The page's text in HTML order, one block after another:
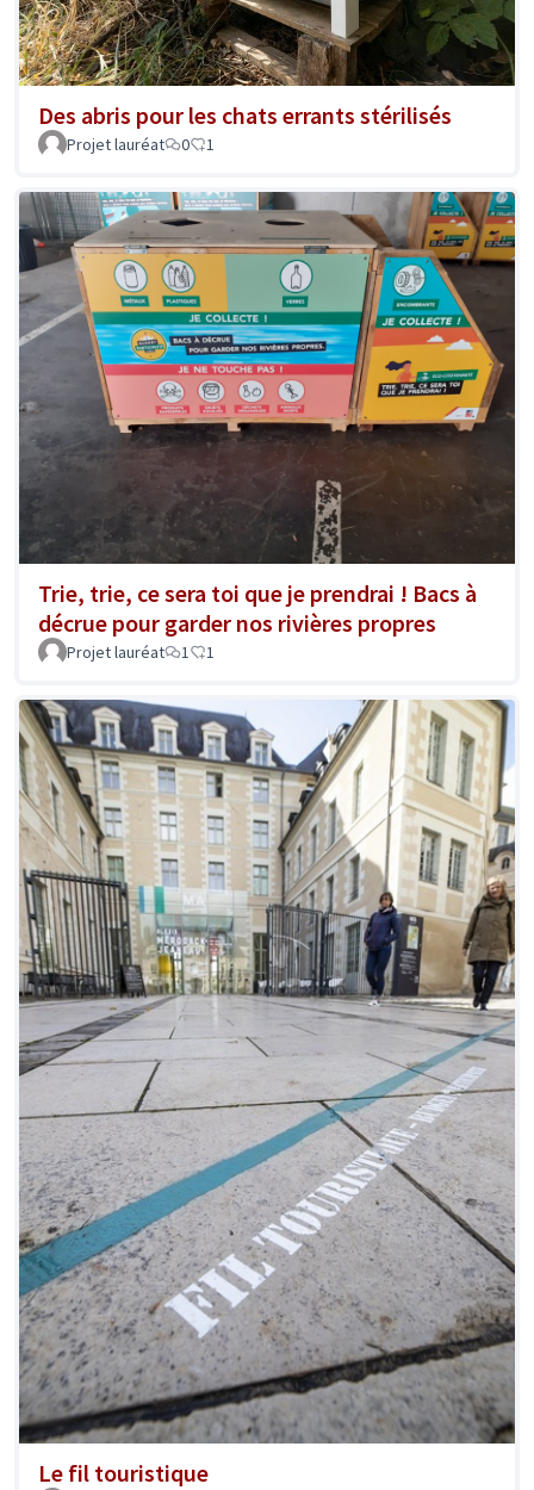
Des abris pour les chats errants stérilisés
Projet lauréat 0 1
Trie, trie, ce sera toi que je prendrai ! Bacs à
décrue pour garder nos rivières propres
Projet lauréat 1 1
Le fil touristique